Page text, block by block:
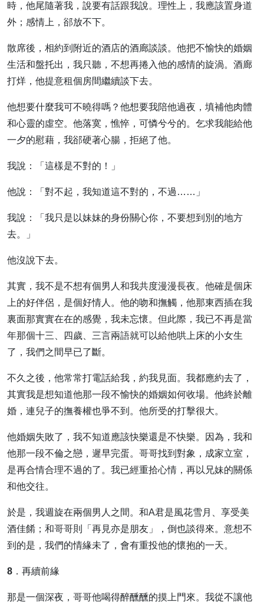
時，他尾隨著我，說要有話跟我說。理性上，我應該置身道
外；感情上，郤放不下。
散席後，相約到附近的酒店的酒廊談談。他把不愉快的婚姻
生活和盤托出，我只聽，不想再捲入他的感情的旋渦。酒廊
打烊，他提意租個房間繼續談下去。
他想要什麼我可不曉得嗎？他想要我陪他過夜，填補他肉體
和心靈的虛空。他落寞，憔悴，可憐兮兮的。乞求我能給他
一夕的慰藉，我郤硬著心腸，拒絕了他。
我說：「這樣是不對的！」
他說：「對不起，我知道這不對的，不過……」
我說：「我只是以妹妹的身份關心你，不要想到別的地方
去。」
他沒說下去。
其實，我不是不想有個男人和我共度漫漫長夜。他確是個床
上的好伴侶，是個好情人。他的吻和撫觸，他那東西插在我
裏面那實實在在的感覺，我未忘懷。但此際，我已不再是當
年那個十三、四歲、三言兩語就可以給他哄上床的小女生
了，我們之間早已了斷。
不久之後，他常常打電話給我，約我見面。我都應約去了，
其實我是想知道他那一段不愉快的婚姻如何收場。他終於離
婚，連兒子的撫養權也爭不到。他所受的打擊很大。
他婚姻失敗了，我不知道應該快樂還是不快樂。因為，我和
他那一段不倫之戀，遲早完蛋。哥哥找到對象，成家立室，
是再合情合理不過的了。我已經重拾心情，再以兄妹的關係
和他交往。
於是，我週旋在兩個男人之間。和A君是風花雪月、享受美
酒佳餚；和哥哥則「再見亦是朋友」，倒也談得來。意想不
到的是，我們的情緣未了，會有重投他的懷抱的一天。
8．再續前緣
那是一個深夜，哥哥他喝得醉醺醺的摸上門來。我從不讓他